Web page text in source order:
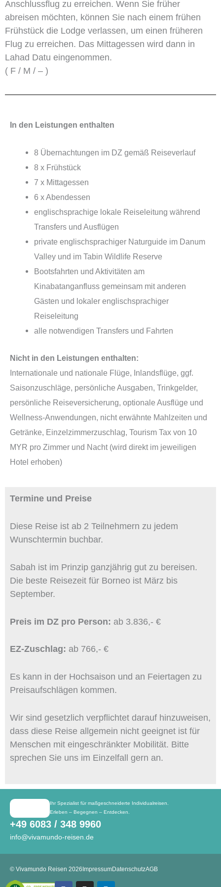
Anschlussflug zu erreichen. Wenn Sie früher
abreisen möchten, können Sie nach einem frühen
Frühstück die Lodge verlassen, um einen früheren
Flug zu erreichen. Das Mittagessen wird dann in
Lahad Datu eingenommen.
( F / M / – )
In den Leistungen enthalten
8 Übernachtungen im DZ gemäß Reiseverlauf
8 x Frühstück
7 x Mittagessen
6 x Abendessen
englischsprachige lokale Reiseleitung während
Transfers und Ausflügen
private englischsprachiger Naturguide im Danum
Valley und im Tabin Wildlife Reserve
Bootsfahrten und Aktivitäten am
Kinabatanganfluss gemeinsam mit anderen
Gästen und lokaler englischsprachiger
Reiseleitung
alle notwendigen Transfers und Fahrten
Nicht in den Leistungen enthalten:
Internationale und nationale Flüge, Inlandsflüge, ggf.
Saisonzuschläge, persönliche Ausgaben, Trinkgelder,
persönliche Reiseversicherung, optionale Ausflüge und
Wellness-Anwendungen, nicht erwähnte Mahlzeiten und
Getränke, Einzelzimmerzuschlag, Tourism Tax von 10
MYR pro Zimmer und Nacht (wird direkt im jeweiligen
Hotel erhoben)
Termine und Preise
Diese Reise ist ab 2 Teilnehmern zu jedem
Wunschtermin buchbar.
Sabah ist im Prinzip ganzjährig gut zu bereisen.
Die beste Reisezeit für Borneo ist März bis
September.
Preis im DZ pro Person: ab 3.836,- €
EZ-Zuschlag: ab 766,- €
Es kann in der Hochsaison und an Feiertagen zu
Preisaufschlägen kommen.
Wir sind gesetzlich verpflichtet darauf hinzuweisen,
dass diese Reise allgemein nicht geeignet ist für
Menschen mit eingeschränkter Mobilität. Bitte
sprechen Sie uns im Einzelfall gern an.
Ihr Spezialist für maßgeschneiderte Individualreisen.
Erleben – Begegnen – Entdecken.
+49 6083 / 348 9960
info@vivamundo-reisen.de
© Vivamundo Reisen 2026ImpressumDatenschutzAGB